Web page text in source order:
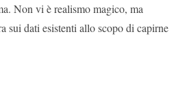
Non vi è realismo magico, ma
sui dati esistenti allo scopo di capirne